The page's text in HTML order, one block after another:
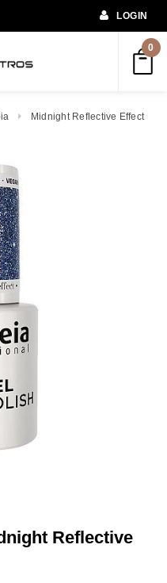
LOGIN
0
Midnight Reflective Effect
Reflective